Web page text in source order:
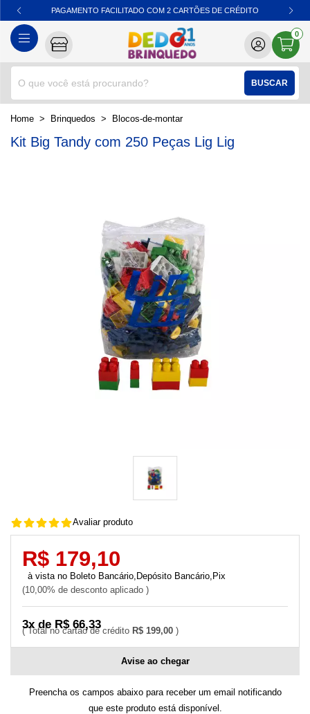
BUSCAR
0
PAGAMENTO FACILITADO COM 2 CARTÕES DE CRÉDITO
home Brinquedos blocos-de-montar
Kit Big Tandy com 250 Peças Lig Lig
Avaliar produto
R$ 199,00
3x de R$ 66,33
R$ 179,10
10,00% de desconto aplicado
Boleto Bancário,Depósito Bancário,Pix
Avise ao chegar
Preencha os campos abaixo para receber um email notificando
que este produto está disponível.